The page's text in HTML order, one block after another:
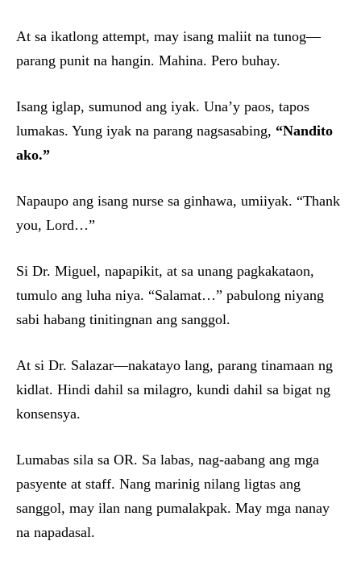
At sa ikatlong attempt, may isang maliit na tunog—
parang punit na hangin. Mahina. Pero buhay.
Isang iglap, sumunod ang iyak. Una’y paos, tapos
lumakas. Yung iyak na parang nagsasabing, “Nandito
ako.”
Napaupo ang isang nurse sa ginhawa, umiiyak. “Thank
you, Lord…”
Si Dr. Miguel, napapikit, at sa unang pagkakataon,
tumulo ang luha niya. “Salamat…” pabulong niyang
sabi habang tinitingnan ang sanggol.
At si Dr. Salazar—nakatayo lang, parang tinamaan ng
kidlat. Hindi dahil sa milagro, kundi dahil sa bigat ng
konsensya.
Lumabas sila sa OR. Sa labas, nag-aabang ang mga
pasyente at staff. Nang marinig nilang ligtas ang
sanggol, may ilan nang pumalakpak. May mga nanay
na napadasal.